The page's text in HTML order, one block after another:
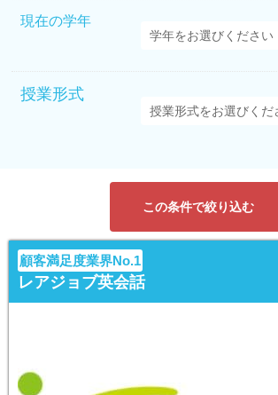
現在の学年
授業形式
この条件で絞り込む
顧客満足度業界No.1
レアジョブ英会話